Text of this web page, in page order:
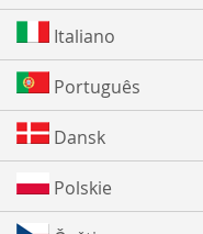
Italiano
Português
Dansk
Polskie